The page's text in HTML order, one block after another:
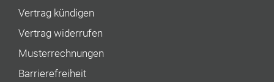
Vertrag kündigen
Vertrag widerrufen
Musterrechnungen
Barrierefreiheit